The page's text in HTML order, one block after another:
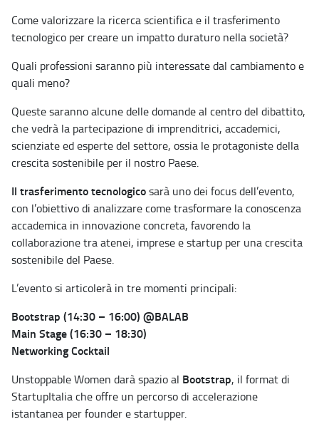
Come valorizzare la ricerca scientifica e il trasferimento
tecnologico per creare un impatto duraturo nella società?
Quali professioni saranno più interessate dal cambiamento e
quali meno?
Queste saranno alcune delle domande al centro del dibattito,
che vedrà la partecipazione di imprenditrici, accademici,
scienziate ed esperte del settore, ossia le protagoniste della
crescita sostenibile per il nostro Paese.
Il trasferimento tecnologicosarà uno dei focus dell’evento,
con l’obiettivo di analizzare come trasformare la conoscenza
accademica in innovazione concreta, favorendo la
collaborazione tra atenei, imprese e startup per una crescita
sostenibile del Paese.
L’evento si articolerà in tre momenti principali:
Bootstrap (14:30 – 16:00) @BALAB
Main Stage (16:30 – 18:30)
Networking Cocktail
Unstoppable Women darà spazio al Bootstrap, il format di
StartupItalia che offre un percorso di accelerazione
istantanea per founder e startupper.